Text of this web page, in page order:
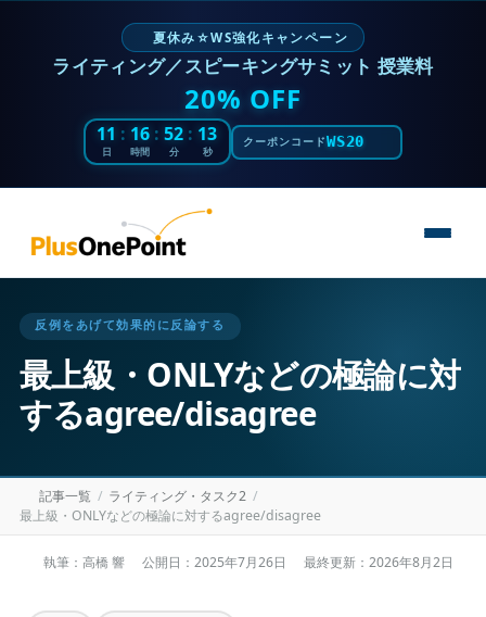
夏休み☆WS強化キャンペーン
ライティング／スピーキングサミット 授業料
20% OFF
11
日
: 16
時間
: 52
分
: 12
秒
クーポンコードWS20
反例をあげて効果的に反論する
最上級・ONLYなどの極論に対
するagree/disagree
記事一覧
ライティング・タスク2
最上級・ONLYなどの極論に対するagree/disagree
執筆：高橋 響 公開日： 2025年7月26日 最終更新： 2026年8月2日